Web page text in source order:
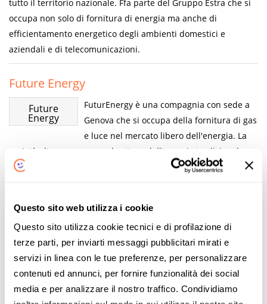
Questo sito web utilizza i cookie
Questo sito utilizza cookie tecnici e di profilazione di
terze parti, per inviarti messaggi pubblicitari mirati e
servizi in linea con le tue preferenze, per personalizzare
contenuti ed annunci, per fornire funzionalità dei social
media e per analizzare il nostro traffico. Condividiamo
tutto il territorio nazionale. Ffa parte del Gruppo Estra che si
occupa non solo di fornitura di energia ma anche di
efficientamento energetico degli ambienti domestici e
aziendali e di telecomunicazioni.
Future Energy
Future
Energy
FuturEnergy è una compagnia con sede a
Genova che si occupa della fornitura di gas
e luce nel mercato libero dell'energia. La
società oltre a operare nel settore dell'energia tradizionale
con offerte pensate per clienti domestici e partita Iva, è
Gala
Gala
È uno dei fornitori più attivi nella vendita
di corrente elettrica alla Pubblica
Amministrazione. Dal 2013 ha fatto il suo
ingresso anche nel Mercato Libero.